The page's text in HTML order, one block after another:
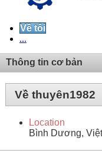
Về tôi
...
Thông tin cơ bản
Về thuyên1982
Location
Bình Dương,